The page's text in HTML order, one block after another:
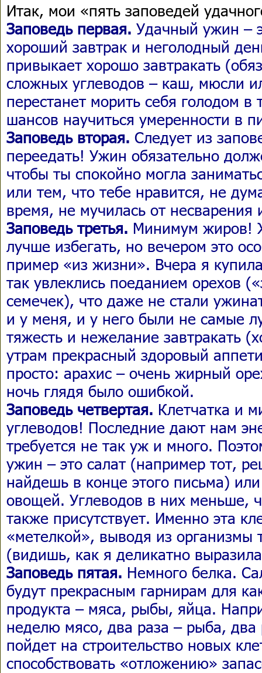
Итак, мои «пять заповедей
Заповедь первая. Удачный ужин –
хороший завтрак и неголодный
привыкает хорошо завтракать
сложных углеводов – каш, мюсли
перестанет морить себя голодом
шансов научиться умеренности в
Заповедь вторая. Следует из
переедать! Ужин обязательно
чтобы ты спокойно могла
или тем, что тебе нравится, не
время, не мучилась от несварения
Заповедь третья. Минимум жиров!
лучше избегать, но вечером это
пример «из жизни». Вчера я
так увлеклись поеданием орехов
семечек), что даже не стали
и у меня, и у него были не самые
тяжесть и нежелание завтракать
утрам прекрасный здоровый
просто: арахис – очень жирный
ночь глядя было ошибкой.
Заповедь четвертая. Клетчатка и
углеводов! Последние дают нам
требуется не так уж и много.
ужин – это салат (например тот,
найдешь в конце этого письма)
овощей. Углеводов в них меньше,
также присутствует. Именно эта
«метелкой», выводя из организмы
(видишь, как я деликатно
Заповедь пятая. Немного белка.
будут прекрасным гарнирам для
продукта – мяса, рыбы, яйца.
неделю мясо, два раза – рыба, два
пойдет на строительство новых
способствовать «отложению»